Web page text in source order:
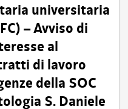
universitaria
– Avviso di
al
di lavoro
della SOC
S. Daniele